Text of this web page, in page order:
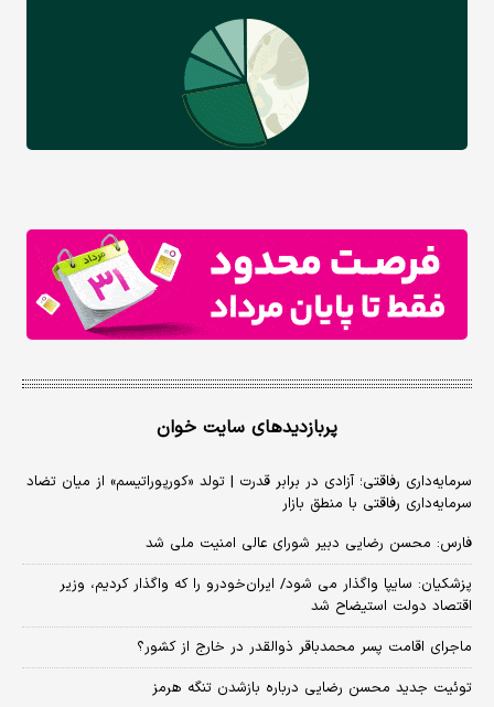
پربازدیدهای سایت خوان
سرمایه‌داری رفاقتی؛ آزادی در برابر قدرت | تولد «کورپوراتیسم» از میان تضاد
سرمایه‌داری رفاقتی با منطق بازار
فارس: محسن رضایی دبیر شورای عالی امنیت ملی شد
پزشکیان: سایپا واگذار می شود/ ایران‌خودرو را که واگذار کردیم، وزیر
اقتصاد دولت استیضاح شد
ماجرای اقامت پسر محمدباقر ذوالقدر در خارج از کشور؟
توئیت جدید محسن رضایی درباره بازشدن تنگه هرمز